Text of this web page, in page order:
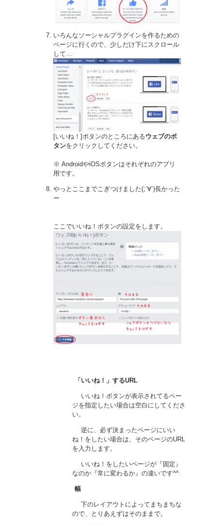
いろんなソーシャルプラグインを作るための
ページに行くので、少しだけ下にスクロール
して…
[いいね！]ボタンのところにあるウェブのボ
タンをクリックしてください。
※ AndroidやiOSボタンはそれぞれのアプリ
用です。
やっとここまでこぎつけました(;´∀`)長かった
ー
ここでいいね！ボタンの設定をします。
「いいね！」するURL
いいね！ボタンが表示されてるペー
ジを指定したい場合は空白にしてくださ
い。
逆に、必ず決まったページにいい
ね！をしたい場合は、そのページのURL
を入力します。
いいね！をしたいページが『固定』
なのか『常に変わるか』の違いです^^
幅
下のレイアウトによってまちまちな
ので、とりあえずはそのままで。